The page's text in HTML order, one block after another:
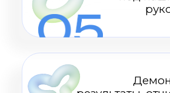
Работа с New Level — одна из
профессиональных
OKX
что говорят те, кого мы уже